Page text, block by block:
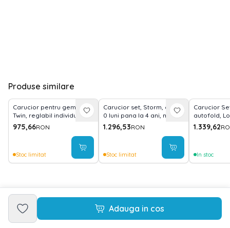
Adauga in cos
Produse similare
Carucior pentru gemeni,
Twin, reglabil individual,
pana la 15 kg per copil,
geanta pentru mama
975,66RON
Stoc limitat
Carucior set, Storm, de la
0 luni pana la 4 ani, maxim
22 kg, cos auto inclus,
cadru din aluminiu, Perle
1.296,53RON
Stoc limitat
Carucior
autofold,
auto inclus,
Grey
1.339,62
In stoc